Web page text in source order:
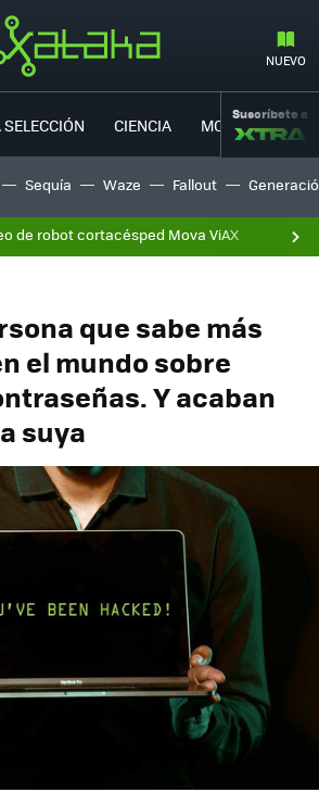
NUEVO
CIENCIA MOVILIDAD
Suscríbete a
Sequía Waze Fallout
de robot cortacésped Mova ViAX
que sabe más
el mundo sobre
Y acaban
suya